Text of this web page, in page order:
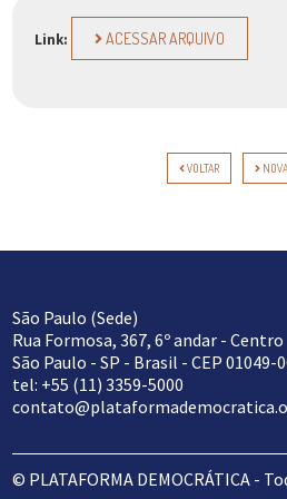
Link: ACESSAR ARQUIVO
VOLTAR
São Paulo (Sede)
Rua Formosa, 367, 6º andar - Centro
São Paulo - SP - Brasil - CEP 01049-
tel: +55 (11) 3359-5000
© PLATAFORMA DEMOCRÁTICA -